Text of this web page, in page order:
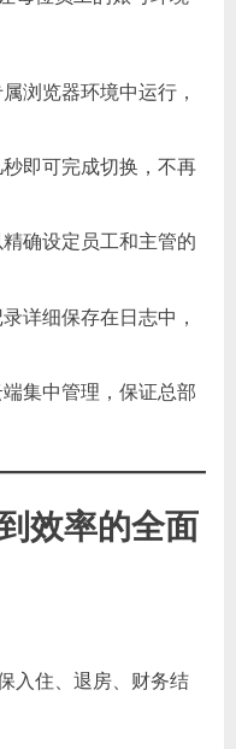
浏览器环境中运行，
秒即可完成切换，不再
确设定员工和主管的
详细保存在日志中，
集中管理，保证总部
效率的全面
入住、退房、财务结